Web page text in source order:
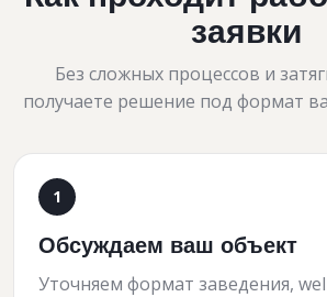
заявки
Без сложных процессов и
получаете решение под формат
Обсуждаем ваш объект
Уточняем формат заведения,